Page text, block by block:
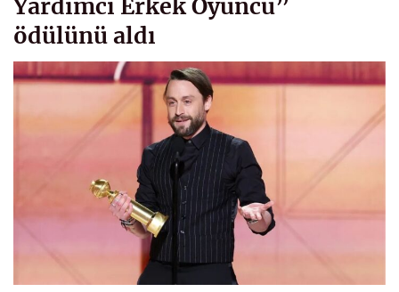
Yardımcı Erkek Oyuncu”
ödülünü aldı